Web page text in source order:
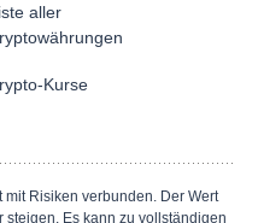
aller
Kurse
Risiken verbunden. Der Wert
steigen. Es kann zu vollständigen